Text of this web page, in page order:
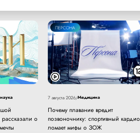
о
ПЕРСОНА
7 августа 2026/Медицина
Почему плавание вредит
позвоночнику: спортивный
ломает мифы о ЗОЖ